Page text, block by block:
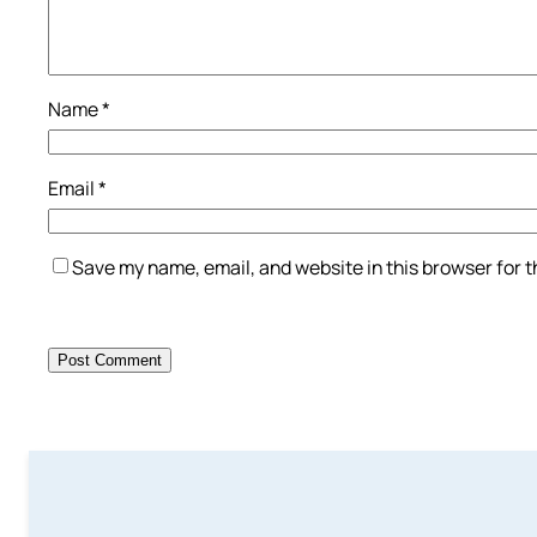
Name*
Email*
Save my name, email, and website in this browser for